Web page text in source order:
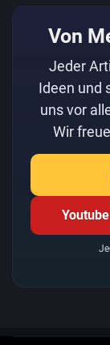
Von
Jeder
Ideen und
uns vor
Wir